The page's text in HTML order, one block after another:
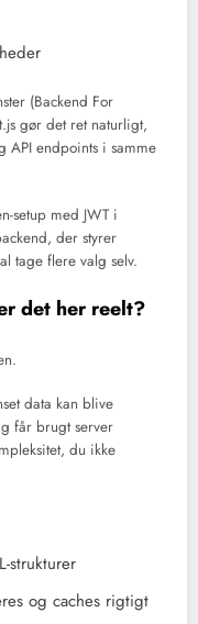
(Backend For
gør det ret naturligt,
API endpoints i samme
setup med JWT i
der styrer
tage flere valg selv.
det her reelt?
data kan blive
får brugt server
du ikke
strukturer
og caches rigtigt